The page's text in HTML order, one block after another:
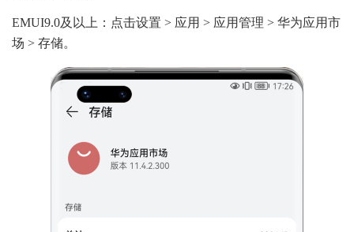
EMUI9.0及以上：点击设置 > 应用 > 应用管理 > 华为应用市
场 > 存储。